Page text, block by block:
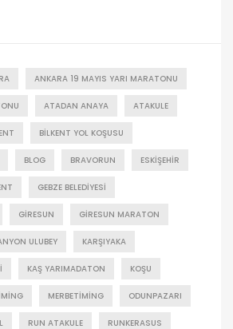
ANKARA 19 MAYIS YARI MARATONU
ATADAN ANAYA ATAKULE
BILKENT YOL KOŞUSU
BLOG BRAVORUN ESKIŞEHIR
GEBZE BELEDIYESI
GIRESUN GIRESUN MARATON
ULUBEY KARŞIYAKA
KAŞ YARIMADATON KOŞU
MERBETIMING ODUNPAZARI
RUN ATAKULE RUNKERASUS